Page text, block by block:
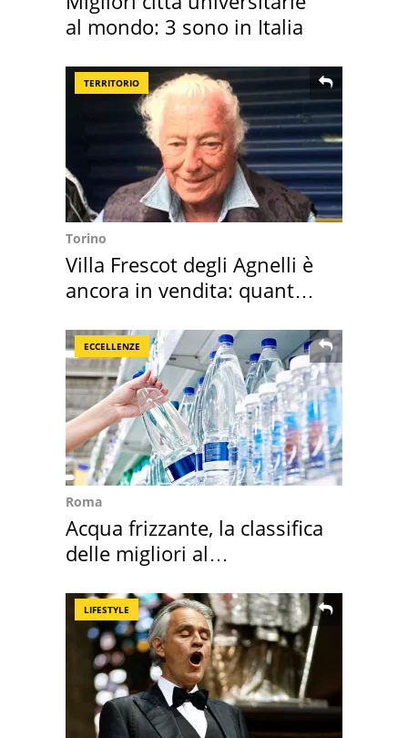
al mondo: 3 sono in Italia
TERRITORIO
Torino
Villa Frescot degli Agnelli è
ancora in vendita: quanto
ECCELLENZE
Roma
Acqua frizzante, la classifica
delle migliori al
LIFESTYLE